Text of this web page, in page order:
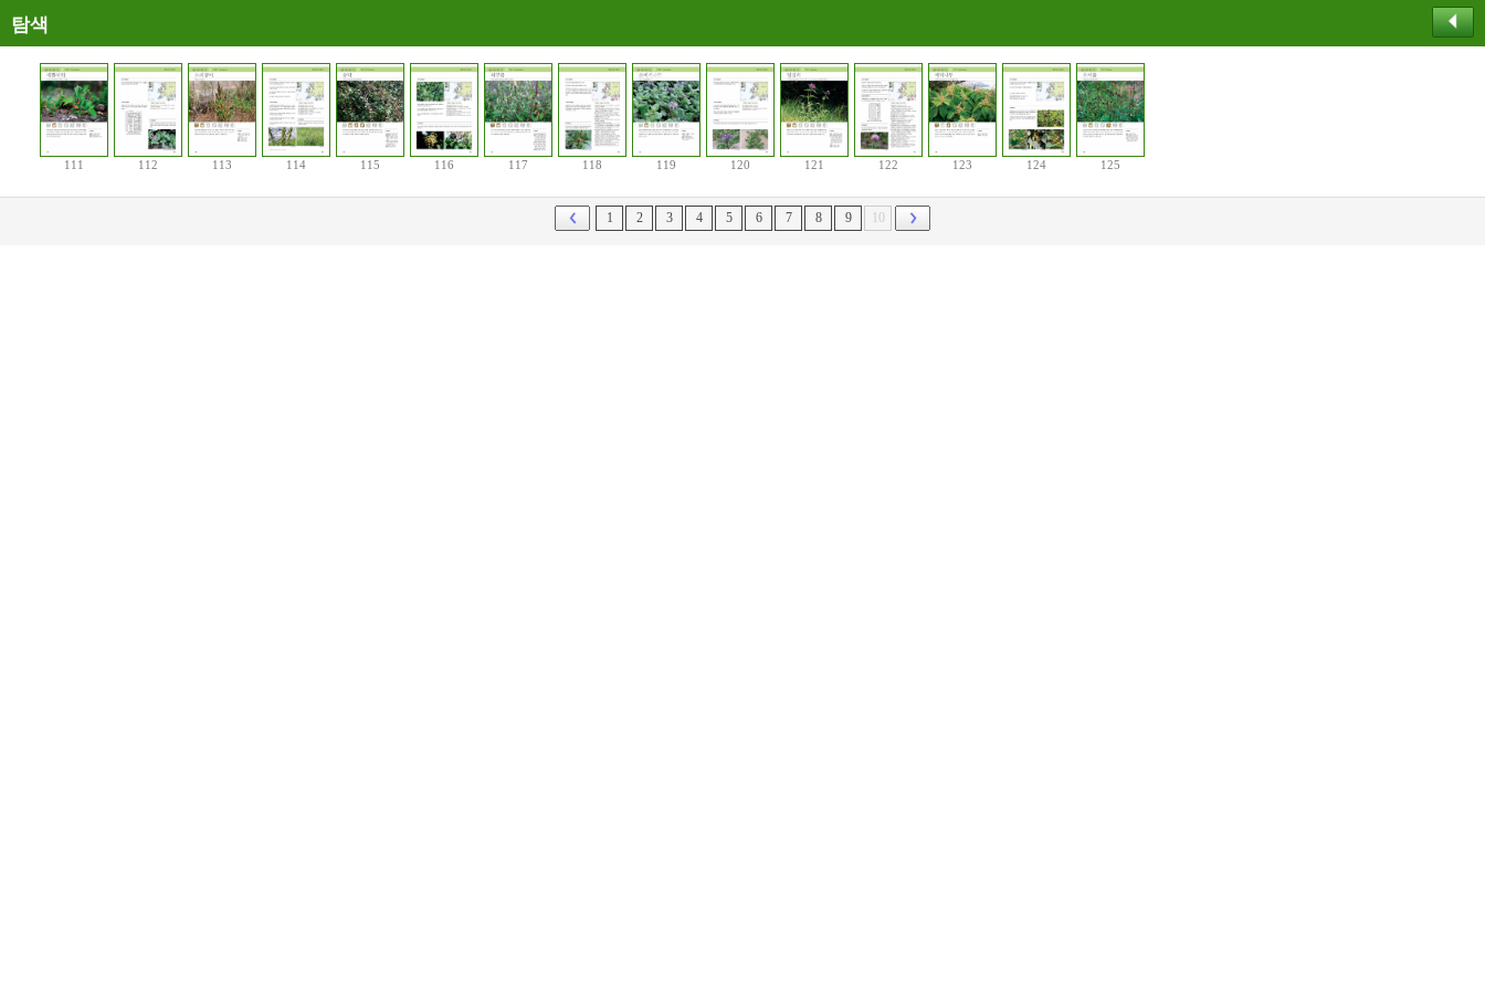
탐색
111 112 113 114 115 116 117 118 119 120 121 122 123 124 125
1 2 3 4 5 6 7 8 9 10